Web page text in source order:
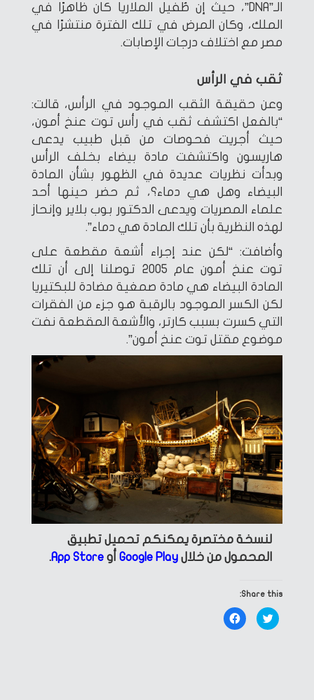
الـ”DNA”، حيث إن طُفيل الملاريا كان ظاهرًا في
الملك، وكان المرض في تلك الفترة منتشرًا في
مصر مع اختلاف درجات الإصابات.
ثقب في الرأس
وعن حقيقة الثقب الموجود في الرأس، قالت:
“بالفعل اكتشف ثقب في رأس توت عنخ أمون،
حيث أجريت فحوصات من قبل طبيب يدعى
هاريسون واكتشفت مادة بيضاء بخلف الرأس
وبدأت نظريات عديدة في الظهور بشأن المادة
البيضاء وهل هي دماء؟، ثم حضر حينها أحد
علماء المصريات ويدعى الدكتور بوب بلاير وإنحاز
لهذه النظرية بأن تلك المادة هي دماء”.
وأضافت: “لكن عند إجراء أشعة مقطعة على
توت عنخ أمون عام 2005 توصلنا إلى أن تلك
المادة البيضاء هي مادة صمغية مضادة للبكتيريا
لكن الكسر الموجود بالرقبة هو جزء من الفقرات
التي كسرت بسبب كارتر، والأشعة المقطعة نفت
موضوع مقتل توت عنخ أمون”.
لنسخة مختصرة يمكنكم تحميل تطبيق
المحمول من خلال Google Play أو App Store
.
Share this:
Click
to
share
Click
to